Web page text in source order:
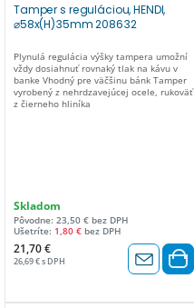
Tamper s reguláciou, HENDI,
⌀58x(H)35mm 208632
Plynulá regulácia výšky tampera umožní
vždy dosiahnuť rovnaký tlak na kávu v
banke Vhodný pre väčšinu bánk Tamper
vyrobený z nehrdzavejúcej ocele, rukoväť
z čierneho hliníka
Skladom
Pôvodne: 23,50 € bez DPH
Ušetríte: 1,80 € bez DPH
21,70 €
26,69 € s DPH